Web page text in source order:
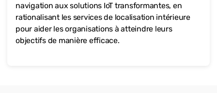
navigation aux solutions IoT transformantes, en
rationalisant les services de localisation intérieure
pour aider les organisations à atteindre leurs
objectifs de manière efficace.